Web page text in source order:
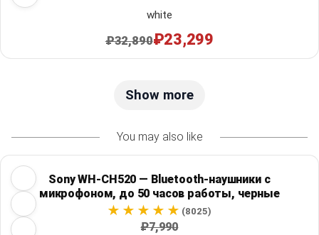
white
₽32,890₽23,299
Show more
You may also like
Sony WH-CH520 — Bluetooth-наушники с
микрофоном, до 50 часов работы, черные
(8025)
₽7,990